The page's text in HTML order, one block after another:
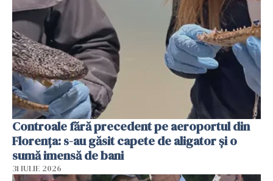
Controale fără precedent pe aeroportul din
Florența: s-au găsit capete de aligator și o
sumă imensă de bani
31 IULIE 2026